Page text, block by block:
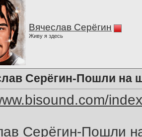
Вячеслав Серёгин
Живу я здесь
Серёгин-Пошли на
Серёгин-Пошли